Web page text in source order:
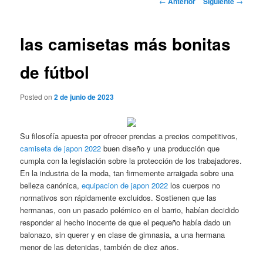
las camisetas más bonitas
de fútbol
Posted on2 de junio de 2023
Su filosofía apuesta por ofrecer prendas a precios competitivos,
camiseta de japon 2022 buen diseño y una producción que
cumpla con la legislación sobre la protección de los trabajadores.
En la industria de la moda, tan firmemente arraigada sobre una
belleza canónica,equipacion de japon 2022 los cuerpos no
normativos son rápidamente excluidos. Sostienen que las
hermanas, con un pasado polémico en el barrio, habían decidido
responder al hecho inocente de que el pequeño había dado un
balonazo, sin querer y en clase de gimnasia, a una hermana
menor de las detenidas, también de diez años.